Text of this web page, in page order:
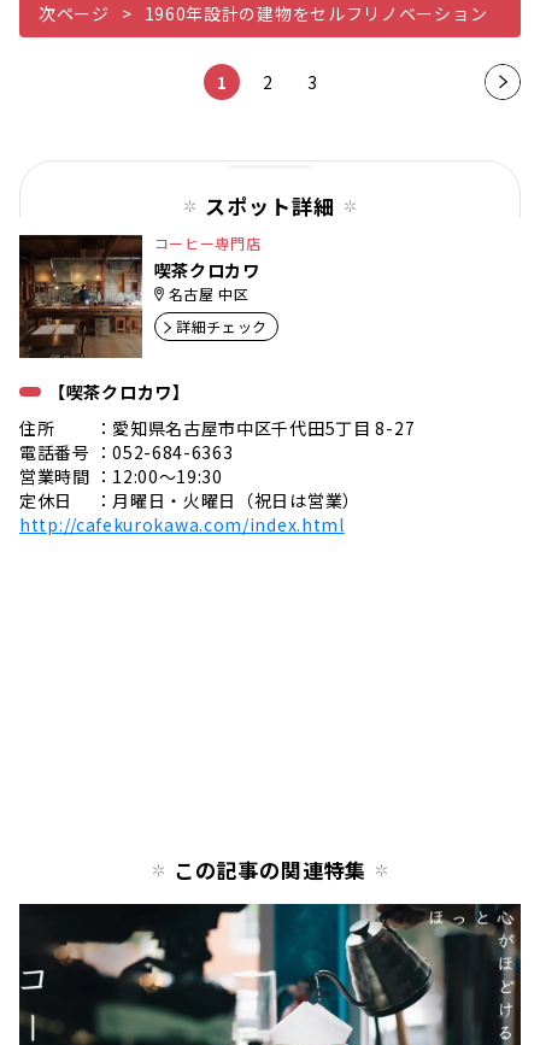
次ページ 1960年設計の建物をセルフリノベーション
1 2 3
次の
スポット詳細
コーヒー専門店
喫茶クロカワ
名古屋 中区
詳細チェック
【喫茶クロカワ】
住所 ：愛知県名古屋市中区千代田5丁目 8-27
電話番号 ：052-684-6363
営業時間 ：12:00〜19:30
定休日 ：月曜日・火曜日（祝日は営業）
http://cafekurokawa.com/index.html
この記事の関連特集